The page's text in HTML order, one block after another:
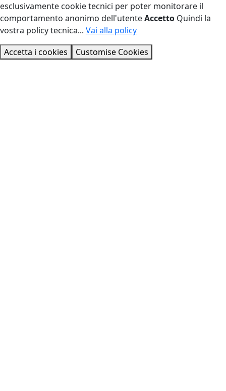
esclusivamente cookie tecnici per poter monitorare il
comportamento anonimo dell'utenteAccetto Quindi la
vostra policy tecnica... Vai alla policy
Accetta i cookies
Customise Cookies